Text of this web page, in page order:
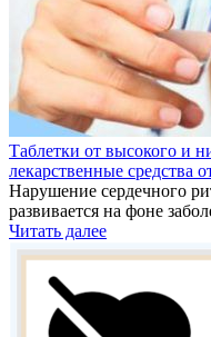
Таблетки от высокого и
лекарственные средства
Нарушение сердечного
развивается на фоне
Читать далее